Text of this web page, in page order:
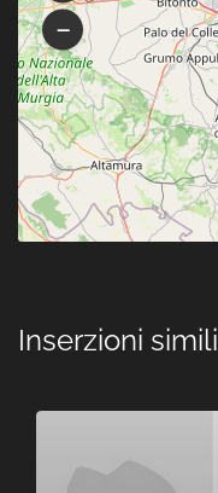
Inserzioni simili
Ora Chiuso